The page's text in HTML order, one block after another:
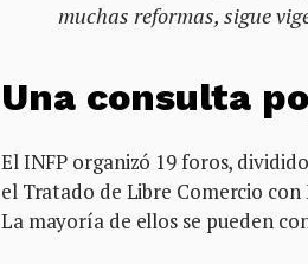
muchas reformas, sigue
Una consulta
El INFP organizó 19 foros,
el Tratado de Libre Comercio con
La mayoría de ellos se pueden